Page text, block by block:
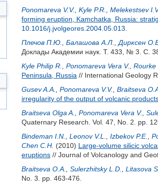
Ponomareva V.V. Kyle P.R. Melekestsev
forming eruption, Kamchatka, Russia:
10.1016/j.jvolgeores.2004.05.013
Плечов П.Ю.
Балашова А.Л. Дирксен
Доклады Академии наук. Т. 433, № 3. С.
Kyle Philip R.
Ponomareva Vera V. Rourke
Peninsula, Russia // International Geology
Gusev A.A.
Ponomareva V.V. Braitseva
irregularity of the output of volcanic
Braitseva Olga A.
Ponomareva Vera V.
Quaternary Research. Vol. 47, No. 2. pp.
Bindeman I.N.
Leonov V.L. Izbekov P.E.
Chen C.H. (2010) Large-volume silicic
eruptions // Journal of Volcanology and
Braitseva O.A.
Sulerzhitsky L.D. Litasova
No. 3. pp. 463-476.